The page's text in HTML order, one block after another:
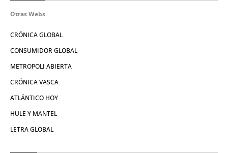
Otras Webs
CRÓNICA GLOBAL
CONSUMIDOR GLOBAL
METROPOLI ABIERTA
CRÓNICA VASCA
ATLÁNTICO HOY
HULE Y MANTEL
LETRA GLOBAL